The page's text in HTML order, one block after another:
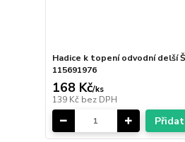
Hadice k topení odvodní delší
115691976
168 Kč/ks
139 Kč bez DPH